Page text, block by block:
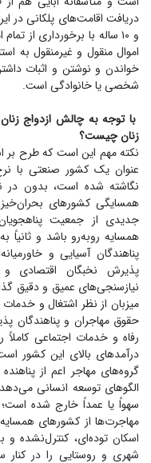
دریافت اقامت‌های پلکانی در
و ۱۰ ساله با برخورداری از
اموال منقول و غیرمنقول به
خواندن و نوشتن و اثبات
شخصی یا خانوادگی است.
با توجه به چالش ازدواج زنان
زنان چیست؟
نکته مهم این است که طرح بر
عنوان یک کشور صنعتی با
نگاشته شده است، بدون در
همسایگی کشور‌های
جدیدی از جمعیت
همسایه روبه‌رو باشد و
پناهندگان آسیایی و
پذیرش نخبگان اقتصادی و
نیازسنجی‌های عمیق و دقیق
میزبان از نظر اشتغال و
حقوق مهاجران و پناهندگان
رفاه و خدمات اجتماعی
درآمد‌های بالای این کشور
گروه‌های مهاجر اعم از
الگو‌های توسعه انسانی
سهواً یا عمداً خارج شده
مهاجرت‌ها از کشور‌های
اسکان توده‌ای، کنترل‌نشده و
شهری و روستایی را در